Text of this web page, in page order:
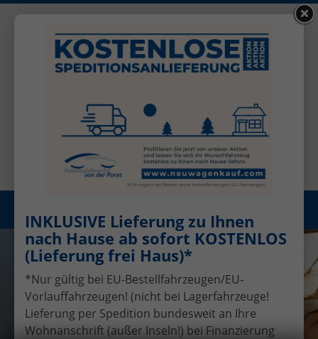
Öffnungszeiten: Mo - Fr 08.00 - 17.00
Registrieren
INKLUSIVE Lieferung zu Ihnen
nach Hause ab sofort KOSTENLOS
(Lieferung frei Haus)*
*Nur gültig bei EU-Bestellfahrzeugen/EU-
Vorlauffahrzeugen! (nicht bei Lagerfahrzeuge!
Lieferung per Spedition bundesweit an Ihre
Wohnanschrift (außer Inseln!) bei Finanzierung